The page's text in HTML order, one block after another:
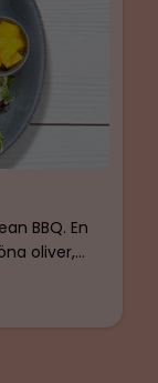
BBQ. En
oliver,